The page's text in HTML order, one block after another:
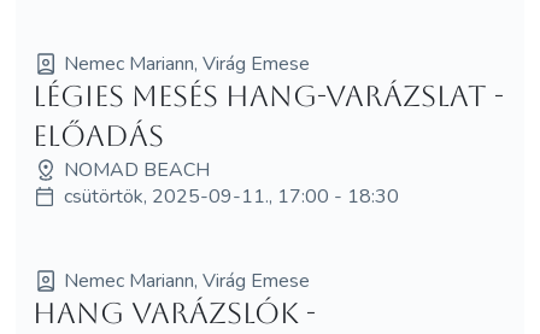
Nemec Mariann, Virág Emese
Légies Mesés hang-varázslat -
ELŐADÁS
NOMAD BEACH
csütörtök, 2025-09-11., 17:00 - 18:30
Nemec Mariann, Virág Emese
Hang Varázslók -